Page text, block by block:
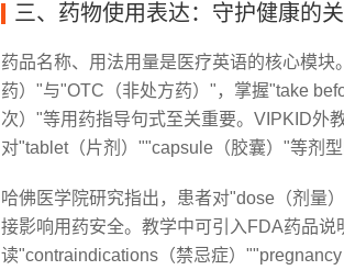
三、药物使用表达：守护健康的
药品名称、用法用量是医疗英语的核心模块
药）"与"OTC（非处方药）"，掌握"take
次）"等用药指导句式至关重要。VIPKID外
对"tablet（片剂）""capsule（胶囊）"等剂型
哈佛医学院研究指出，患者对"dose（剂量
接影响用药安全。教学中可引入FDA药品说
读"contraindications（禁忌症）